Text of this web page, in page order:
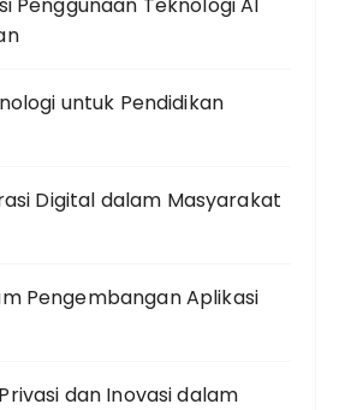
untuk Pendidikan
Digital dalam Masyarakat
Pengembangan Aplikasi
dan Inovasi dalam